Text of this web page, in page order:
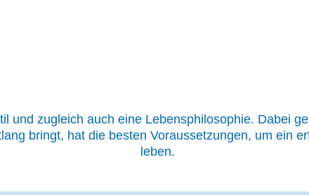
und zugleich auch eine Lebensphilosophie. Dabei
bringt, hat die besten Voraussetzungen, um ein
leben.